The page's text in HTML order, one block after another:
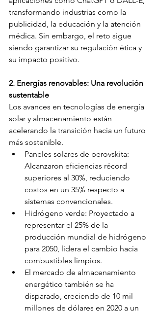
transformando industrias como la
publicidad, la educación y la atención
médica. Sin embargo, el reto sigue
siendo garantizar su regulación ética y
su impacto positivo.
2. Energías renovables: Una revolución
sustentable
Los avances en tecnologías de energía
solar y almacenamiento están
acelerando la transición hacia un futuro
más sostenible.
Paneles solares de perovskita:
Alcanzaron eficiencias récord
superiores al 30%, reduciendo
costos en un 35% respecto a
sistemas convencionales.
Hidrógeno verde: Proyectado a
representar el 25% de la
producción mundial de hidrógeno
para 2050, lidera el cambio hacia
combustibles limpios.
El mercado de almacenamiento
energético también se ha
disparado, creciendo de 10 mil
millones de dólares en 2020 a un